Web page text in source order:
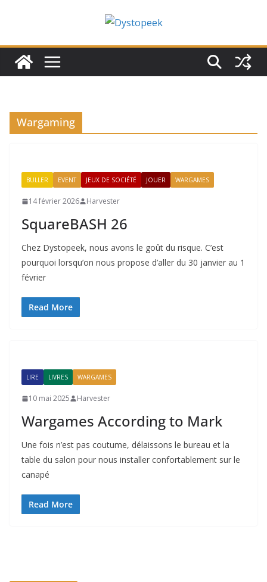
Wargaming
BULLER EVENT JEUX DE SOCIÉTÉ JOUER WARGAMES
14 février 2026 Harvester
SquareBASH 26
Chez Dystopeek, nous avons le goût du risque. C’est
pourquoi lorsqu’on nous propose d’aller du 30 janvier au 1
février
Read More
LIRE LIVRES WARGAMES
10 mai 2025 Harvester
Wargames According to Mark
Une fois n’est pas coutume, délaissons le bureau et la
table du salon pour nous installer confortablement sur le
canapé
Read More